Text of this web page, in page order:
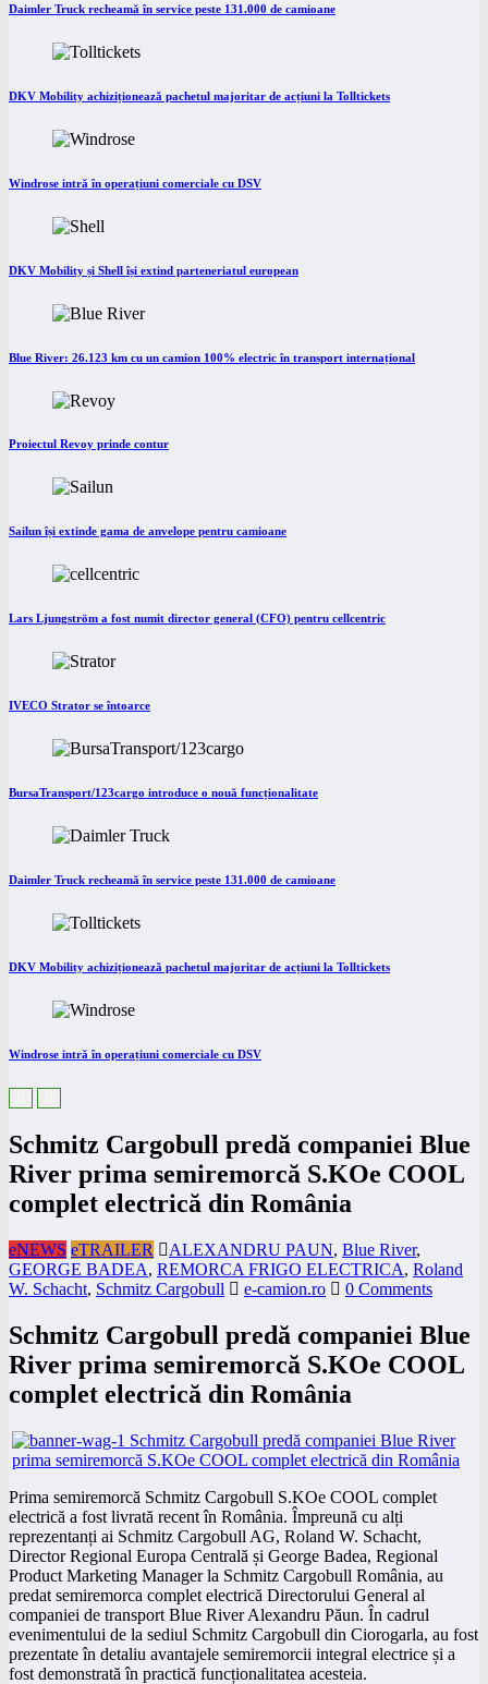
Daimler Truck recheamă în service peste 131.000 de camioane
DKV Mobility achiziționează pachetul majoritar de acțiuni la Tolltickets
Windrose intră în operațiuni comerciale cu DSV
DKV Mobility și Shell își extind parteneriatul european
Blue River: 26.123 km cu un camion 100% electric în transport internațional
Proiectul Revoy prinde contur
Sailun își extinde gama de anvelope pentru camioane
Lars Ljungström a fost numit director general (CFO) pentru cellcentric
IVECO Strator se întoarce
BursaTransport/123cargo introduce o nouă funcționalitate
Daimler Truck recheamă în service peste 131.000 de camioane
DKV Mobility achiziționează pachetul majoritar de acțiuni la Tolltickets
Windrose intră în operațiuni comerciale cu DSV
Schmitz Cargobull predă companiei Blue
River prima semiremorcă S.KOe COOL
complet electrică din România
eNEWS eTRAILER ALEXANDRU PAUN, Blue River,
GEORGE BADEA, REMORCA FRIGO ELECTRICA, Roland
W. Schacht, Schmitz Cargobull e-camion.ro 0 Comments
Schmitz Cargobull predă companiei Blue
River prima semiremorcă S.KOe COOL
complet electrică din România
Prima semiremorcă Schmitz Cargobull S.KOe COOL complet
electrică a fost livrată recent în România. Împreună cu alți
reprezentanți ai Schmitz Cargobull AG, Roland W. Schacht,
Director Regional Europa Centrală și George Badea, Regional
Product Marketing Manager la Schmitz Cargobull România, au
predat semiremorca complet electrică Directorului General al
companiei de transport Blue River Alexandru Păun. În cadrul
evenimentului de la sediul Schmitz Cargobull din Ciorogarla, au fost
prezentate în detaliu avantajele semiremorcii integral electrice și a
fost demonstrată în practică funcționalitatea acesteia.